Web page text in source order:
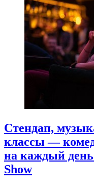
Стендап,
классы —
на каждый
Show